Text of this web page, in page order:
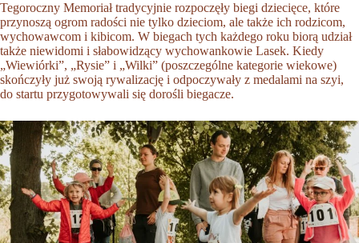
Tegoroczny Memoriał tradycyjnie rozpoczęły biegi dziecięce, które
przynoszą ogrom radości nie tylko dzieciom, ale także ich rodzicom,
wychowawcom i kibicom. W biegach tych każdego roku biorą udział
także niewidomi i słabowidzący wychowankowie Lasek. Kiedy
„Wiewiórki”, „Rysie” i „Wilki” (poszczególne kategorie wiekowe)
skończyły już swoją rywalizację i odpoczywały z medalami na szyi,
do startu przygotowywali się dorośli biegacze.